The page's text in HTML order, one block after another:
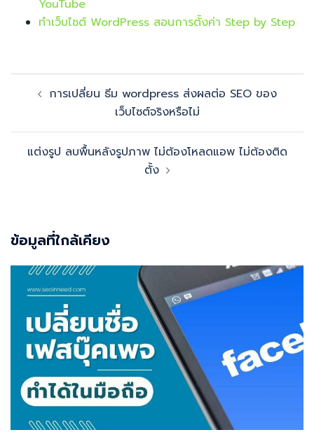
YouTube
ทำเว็บไซต์ WordPress สอนการตั้งค่า Step by Step
Post
navigation
การเปลี่ยน ธีม wordpress ส่งผลต่อ SEO ของ
เว็บไซต์จริงหรือไม่
แต่งรูป ลบพื้นหลังรูปภาพ ไม่ต้องโหลดแอพ ไม่ต้องติด
ตั้ง
ข้อมูลที่ใกล้เคียง